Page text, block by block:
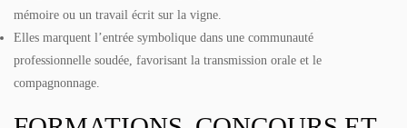
mémoire ou un travail écrit sur la vigne.
Elles marquent l’entrée symbolique dans une communauté
professionnelle soudée, favorisant la transmission orale et le
compagnonnage.